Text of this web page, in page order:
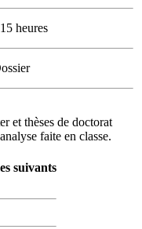
heures
et thèses de doctorat
faite en classe.
suivants